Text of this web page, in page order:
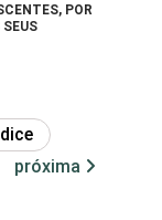
POR
próxima